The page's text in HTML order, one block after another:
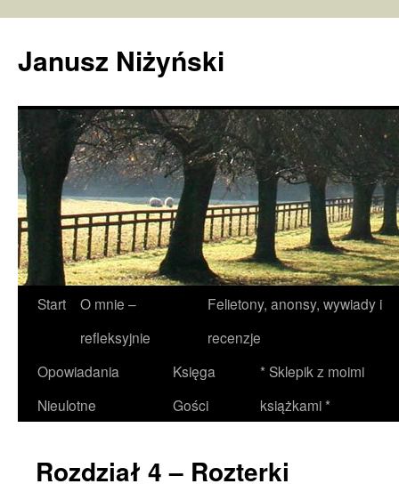
Janusz Niżyński
Przejdź
treści
Start
O mnie –
refleksyjnie
Felietony, anonsy, wywiady i
recenzje
Opowiadania
Nieulotne
Księga
Gości
* Sklepik z moimi
książkami *
Rozdział 4 – Rozterki